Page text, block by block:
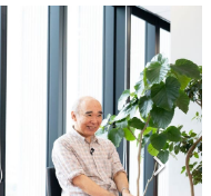
ームの魅力を画面や操作の
いく、硬派で骨太な評論連載
ス」… ゲームにまつわる言葉
ピューター文化史研究家・タ